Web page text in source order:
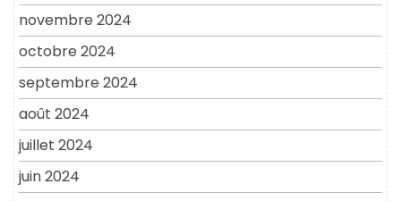
novembre 2024
octobre 2024
septembre 2024
août 2024
juillet 2024
juin 2024